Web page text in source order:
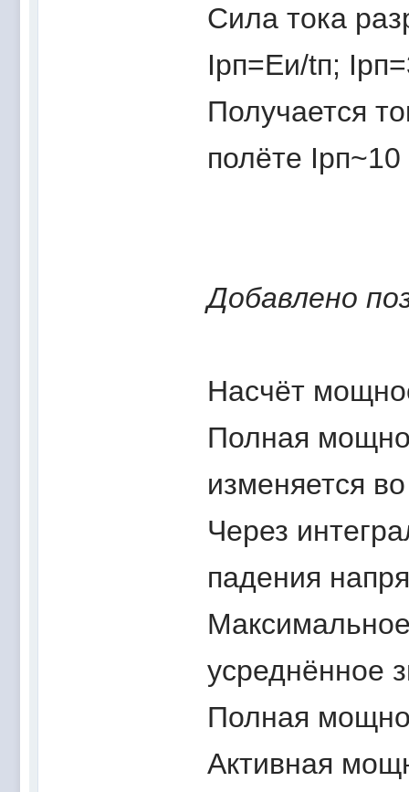
Сила тока
Iрп=Eи/tп;
Получается
полёте
Добавлено
Насчёт
Полная
изменяется
Через
падения
усреднённое
Полная
Активная